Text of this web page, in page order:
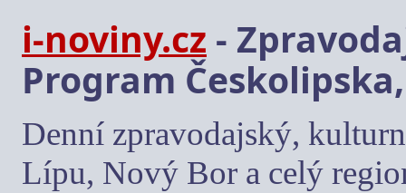
i-noviny.cz -
Program
Denní zpravodajský,
Lípu, Nový Bor a celý